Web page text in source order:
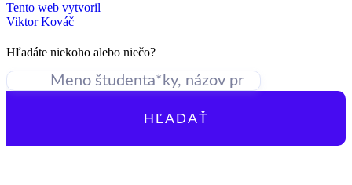
Tento web vytvoril
Viktor Kováč
Hľadáte niekoho alebo niečo?
HĽADAŤ